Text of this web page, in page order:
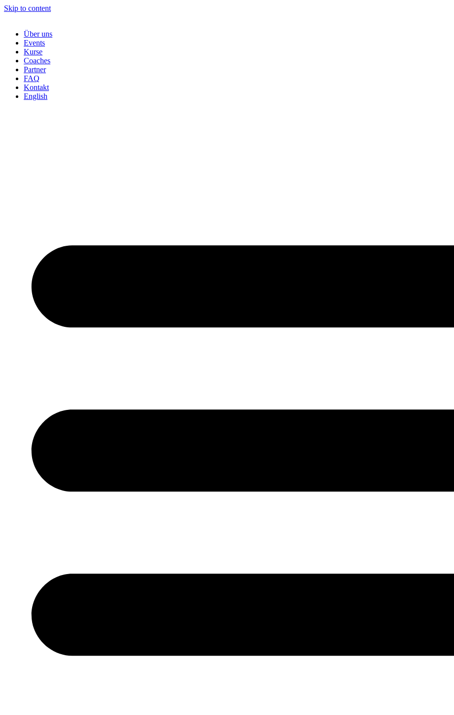
Skip to content
Über uns
Events
Kurse
Coaches
Partner
FAQ
Kontakt
English